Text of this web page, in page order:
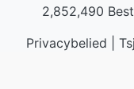
2,852,490
Privacybelied